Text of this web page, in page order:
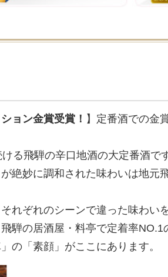
ョン金賞受賞！ 】定番酒での金
る飛騨の辛口地酒の大定番酒で
絶妙に調和された味わいは地元
れぞれのシーンで違った味わい
騨の居酒屋・料亭で定着率NO.1
の「素顔」がここにあります。